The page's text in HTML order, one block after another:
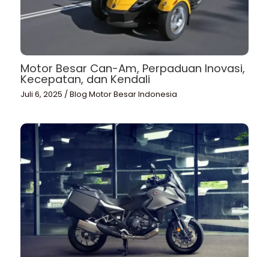
Motor Besar Can-Am, Perpaduan Inovasi,
Kecepatan, dan Kendali
Juli 6, 2025 /Blog Motor Besar Indonesia